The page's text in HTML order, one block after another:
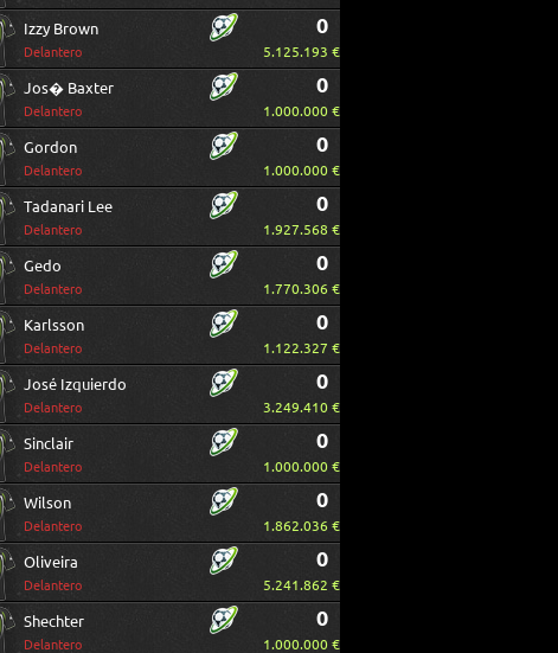
Izzy Brown
Delantero
0
5.125.193 €
Jos� Baxter
Delantero
0
1.000.000 €
Gordon
Delantero
0
1.000.000 €
Tadanari Lee
Delantero
0
1.927.568 €
Gedo
Delantero
0
1.770.306 €
Karlsson
Delantero
0
1.122.327 €
José Izquierdo
Delantero
0
3.249.410 €
Sinclair
Delantero
0
1.000.000 €
Wilson
Delantero
0
1.862.036 €
Oliveira
Delantero
0
5.241.862 €
Shechter
Delantero
0
1.000.000 €